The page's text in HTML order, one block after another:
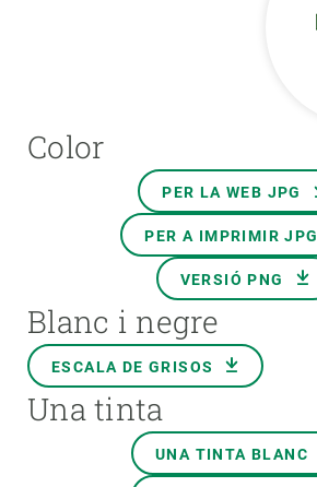
Color
PER LA WEB JPG
PER A IMPRIMIR JPG
VERSIÓ PNG
Blanc i negre
ESCALA DE GRISOS
Una tinta
UNA TINTA BLANC